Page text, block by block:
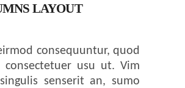
LAYOUT
consequuntur, quod
consectetuer usu ut. Vim
senserit an, sumo